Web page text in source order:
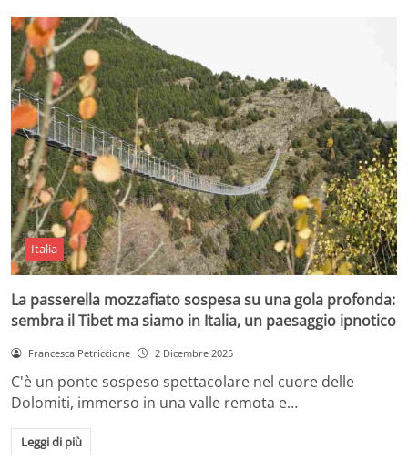
Italia
La passerella mozzafiato sospesa su una gola profonda:
sembra il Tibet ma siamo in Italia, un paesaggio ipnotico
Francesca Petriccione 2 Dicembre 2025
C'è un ponte sospeso spettacolare nel cuore delle
Dolomiti, immerso in una valle remota e…
Leggi di più